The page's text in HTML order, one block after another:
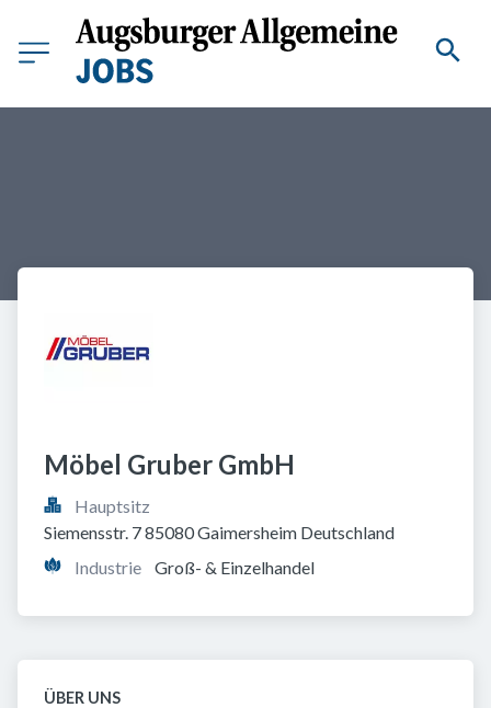
Möbel Gruber GmbH
Hauptsitz
Siemensstr. 7 85080 Gaimersheim Deutschland
Industrie
Groß- & Einzelhandel
ÜBER UNS